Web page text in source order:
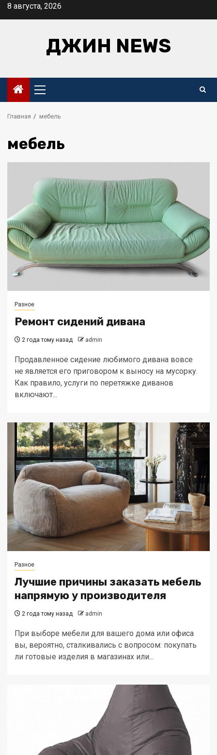
Перейти
8 августа, 2026
ДЖИН NEWS
Основное
меню
Главная мебель
мебель
Разное
Ремонт сидений дивана
2 года тому назад admin
Продавленное сидение любимого дивана вовсе
не является его приговором к выносу на мусорку.
Как правило, услуги по перетяжке диванов
включают...
Разное
Лучшие причины заказать мебель
напрямую у производителя
2 года тому назад admin
При выборе мебели для вашего дома или офиса
вы, вероятно, сталкивались с вопросом: покупать
ли готовые изделия в магазинах или...